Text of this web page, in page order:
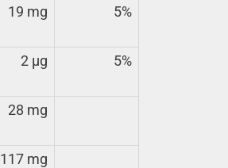
19 mg 5%
2 µg 5%
28 mg
117 mg